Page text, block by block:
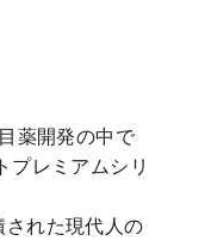
薬開発の中で
プレミアムシリ
された現代人の